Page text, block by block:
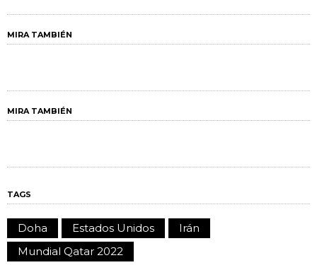
MIRA TAMBIÉN
MIRA TAMBIÉN
TAGS
Doha Estados Unidos
Irán
Mundial Qatar 2022